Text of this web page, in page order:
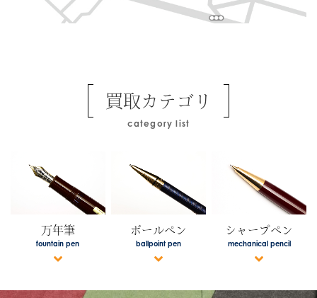
買取カテゴリ
category list
万年筆
fountain pen
ボールペン
ballpoint pen
シャープペン
mechanical pencil